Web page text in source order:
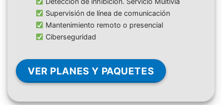
Supervisión de línea de comunicación
Mantenimiento remoto o presencial
Ciberseguridad
VER PLANES Y PAQUETES